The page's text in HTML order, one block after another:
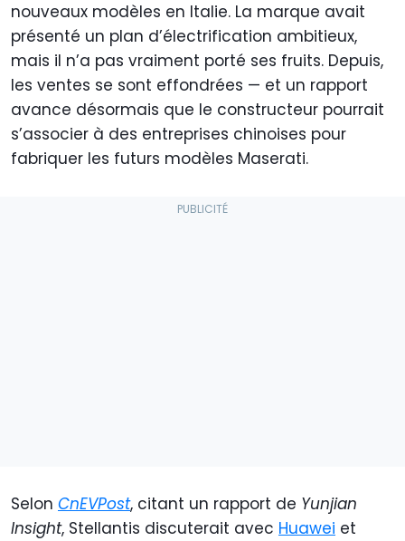
nouveaux modèles en Italie. La marque avait
présenté un plan d’électrification ambitieux,
mais il n’a pas vraiment porté ses fruits. Depuis,
les ventes se sont effondrées — et un rapport
avance désormais que le constructeur pourrait
s’associer à des entreprises chinoises pour
fabriquer les futurs modèles Maserati.
Selon CnEVPost, citant un rapport de Yunjian
Insight, Stellantis discuterait avec Huawei et